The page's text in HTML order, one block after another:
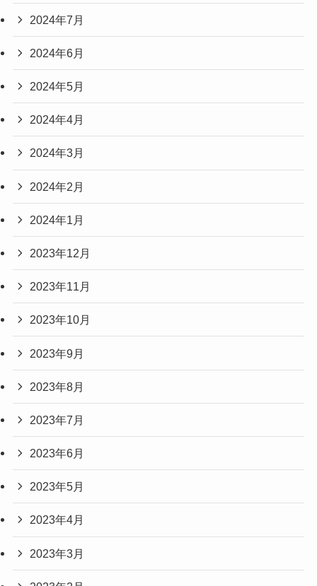
2024年7月
2024年6月
2024年5月
2024年4月
2024年3月
2024年2月
2024年1月
2023年12月
2023年11月
2023年10月
2023年9月
2023年8月
2023年7月
2023年6月
2023年5月
2023年4月
2023年3月